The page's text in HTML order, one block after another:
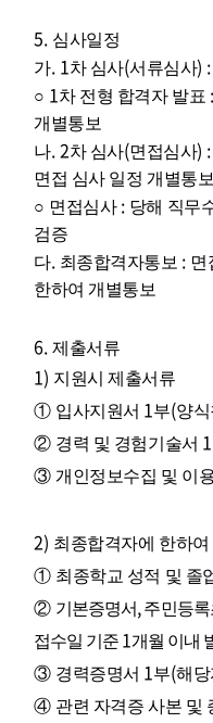
5. 심사일정
가. 1차 심사(서류심사)
○ 1차 전형 합격자 발표
개별통보
나. 2차 심사(면접심사)
면접 심사 일정 개별통보
○ 면접심사 : 당해 직무
검증
다. 최종합격자통보 : 면
한하여 개별통보
6. 제출서류
1) 지원시 제출서류
① 입사지원서 1부(양
② 경력 및 경험기술서 1
③ 개인정보수집 및 이
2) 최종합격자에 한하
① 최종학교 성적 및 졸
② 기본증명서,주민등
접수일 기준 1개월 이내
③ 경력증명서 1부(해
④ 관련 자격증 사본 및